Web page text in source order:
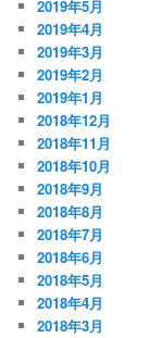
2019年5月
2019年4月
2019年3月
2019年2月
2019年1月
2018年12月
2018年11月
2018年10月
2018年9月
2018年8月
2018年7月
2018年6月
2018年5月
2018年4月
2018年3月